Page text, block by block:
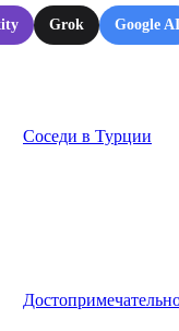
Grok Google AI
Соседи в Турции